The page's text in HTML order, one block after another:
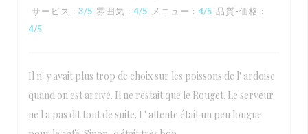
サービス : 3/5 雰囲気 : 4/5 メニュー : 4/5 品質-価格 :
4/5
Il n' y avait plus trop de choix sur les poissons de l' ardoise
quand on est arrivé. Il ne restait que le Rouget. Le serveur
ne l a pas dit tout de suite. L' attente était un peu longue